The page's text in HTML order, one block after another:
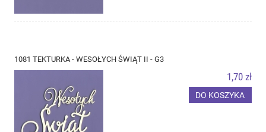
1081 TEKTURKA - WESOŁYCH ŚWIĄT II - G3
1,70 zł
DO KOSZYKA